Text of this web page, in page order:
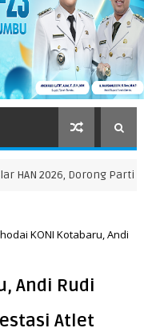
2026, Dorong Partisipasi
KONI Kotabaru, Andi
Andi Rudi
Atlet